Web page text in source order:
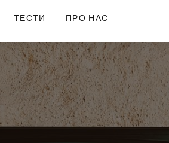
ТЕСТИ ПРО НАС